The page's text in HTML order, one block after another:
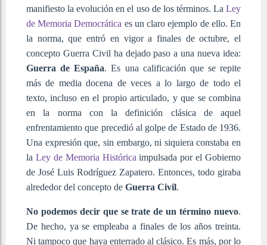
manifiesto la evolución en el uso de los términos. La Ley
de Memoria Democrática es un claro ejemplo de ello. En
la norma, que entró en vigor a finales de octubre, el
concepto Guerra Civil ha dejado paso a una nueva idea:
Guerra de España. Es una calificación que se repite
más de media docena de veces a lo largo de todo el
texto, incluso en el propio articulado, y que se combina
en la norma con la definición clásica de aquel
enfrentamiento que precedió al golpe de Estado de 1936.
Una expresión que, sin embargo, ni siquiera constaba en
la Ley de Memoria Histórica impulsada por el Gobierno
de José Luis Rodríguez Zapatero. Entonces, todo giraba
alrededor del concepto de Guerra Civil.
No podemos decir que se trate de un término nuevo.
De hecho, ya se empleaba a finales de los años treinta.
Ni tampoco que haya enterrado al clásico. Es más, por lo